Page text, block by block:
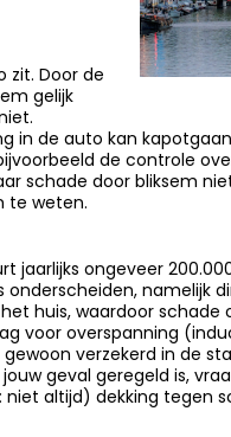
zit. Door de
gelijk
in de auto kan
de controle
schade door bliksem
te weten.
jaarlijks ongeveer
onderscheiden, namelijk
huis, waardoor schade
voor overspanning
verzekerd in de
geval geregeld is,
altijd) dekking tegen